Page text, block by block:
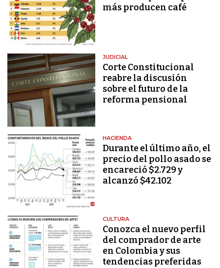
más producen café
JUDICIAL
Corte Constitucional
reabre la discusión
sobre el futuro de la
reforma pensional
HACIENDA
Durante el último año, el
precio del pollo asado se
encareció $2.729 y
alcanzó $42.102
CULTURA
Conozca el nuevo perfil
del comprador de arte
en Colombia y sus
tendencias preferidas